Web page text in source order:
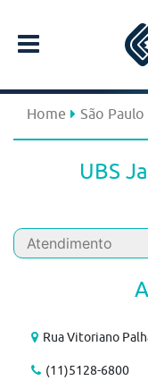
Home São Paulo
UBS
Rua Vitoriano
(11)5128-6800